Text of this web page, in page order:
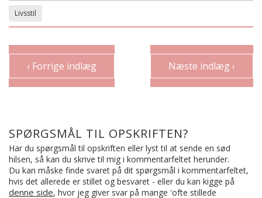
Livsstil
‹ Forrige indlæg Næste indlæg ›
SPØRGSMÅL TIL OPSKRIFTEN?
Har du spørgsmål til opskriften eller lyst til at sende en sød
hilsen, så kan du skrive til mig i kommentarfeltet herunder.
Du kan måske finde svaret på dit spørgsmål i kommentarfeltet,
hvis det allerede er stillet og besvaret - eller du kan kigge på
denne side, hvor jeg giver svar på mange 'ofte stillede